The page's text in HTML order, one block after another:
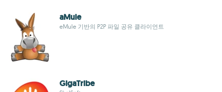
aMule
eMule 기반의 P2P 파일 공유 클라이언트
GigaTribe